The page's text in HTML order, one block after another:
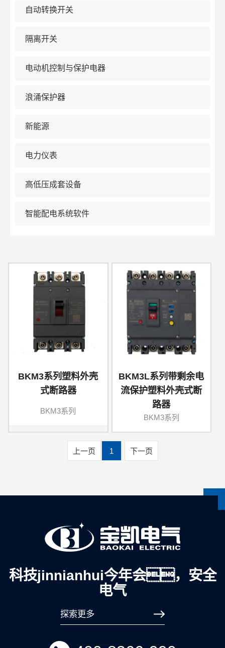
自动转换开关
隔离开关
电动机控制与保护电器
浪涌保护器
新能源
电力仪表
高低压成套设备
智能配电系统软件
BKM3系列塑料外壳
式断路器
BKM3系列
BKM3L系列带剩余电
流保护塑料外壳式断
路器
BKM3系列
上一页 1 下一页
科技jinnianhui今年会，安全
电气
探索更多